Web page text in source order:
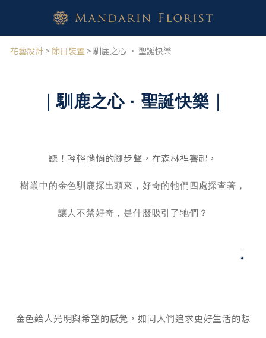
花藝設計 >節日裝置 > 馴鹿之心 · 聖誕快樂
｜馴鹿之心 · 聖誕快樂｜
聽！輕輕悄悄的腳步聲，在森林裡響起，
樹叢中的金色馴鹿探出頭來，好奇的牠們四處探查著，
讓人不禁好奇，是什麼吸引了牠們？
金色給人光明與希望的感覺，如同人們追求更好生活的想